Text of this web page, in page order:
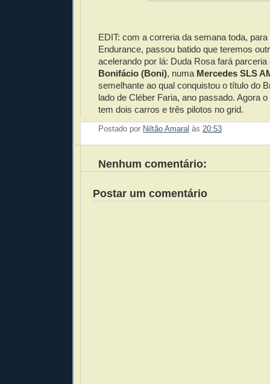
EDIT: com a correria da semana toda,
Endurance, passou batido que teremos
acelerando por lá: Duda Rosa fará parceria
Bonifácio (Boni), numa Mercedes SLS
semelhante ao qual conquistou o título do
lado de Cléber Faria, ano passado. Agora
tem dois carros e três pilotos no grid.
Postado por Niltão Amaral às 20:53
Nenhum comentário:
Postar um comentário